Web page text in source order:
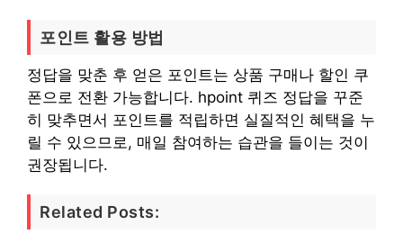
포인트 활용 방법
정답을 맞춘 후 얻은 포인트는 상품 구매나 할인 쿠
폰으로 전환 가능합니다. hpoint 퀴즈 정답을 꾸준
히 맞추면서 포인트를 적립하면 실질적인 혜택을 누
릴 수 있으므로, 매일 참여하는 습관을 들이는 것이
권장됩니다.
Related Posts: